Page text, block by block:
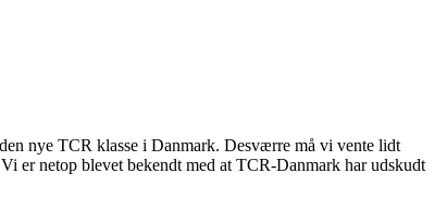
nye TCR klasse i Danmark. Desværre må vi vente lidt
er netop blevet bekendt med at TCR-Danmark har udskudt